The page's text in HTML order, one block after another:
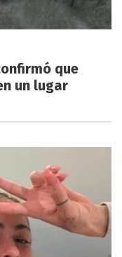
que
un lugar